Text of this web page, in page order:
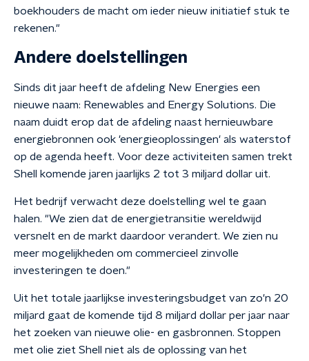
boekhouders de macht om ieder nieuw initiatief stuk te
rekenen."
Andere doelstellingen
Sinds dit jaar heeft de afdeling New Energies een
nieuwe naam: Renewables and Energy Solutions. Die
naam duidt erop dat de afdeling naast hernieuwbare
energiebronnen ook 'energieoplossingen' als waterstof
op de agenda heeft. Voor deze activiteiten samen trekt
Shell komende jaren jaarlijks 2 tot 3 miljard dollar uit.
Het bedrijf verwacht deze doelstelling wel te gaan
halen. "We zien dat de energietransitie wereldwijd
versnelt en de markt daardoor verandert. We zien nu
meer mogelijkheden om commercieel zinvolle
investeringen te doen."
Uit het totale jaarlijkse investeringsbudget van zo'n 20
miljard gaat de komende tijd 8 miljard dollar per jaar naar
het zoeken van nieuwe olie- en gasbronnen. Stoppen
met olie ziet Shell niet als de oplossing van het